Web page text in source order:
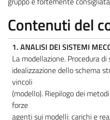
Contenuti del
1. ANALISI DEI SISTEMI
La modellazione. Procedura
idealizzazione dello schema
vincoli
(modello). Riepilogo dei
forze
agenti sui modelli: carichi e